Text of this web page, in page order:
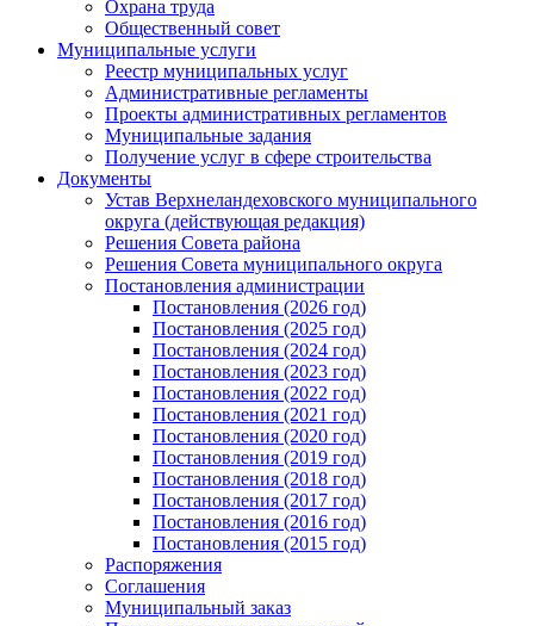
Охрана труда
Общественный совет
Муниципальные услуги
Реестр муниципальных услуг
Административные регламенты
Проекты административных регламентов
Муниципальные задания
Получение услуг в сфере строительства
Документы
Устав Верхнеландеховского муниципального
округа (действующая редакция)
Решения Совета района
Решения Совета муниципального округа
Постановления администрации
Постановления (2026 год)
Постановления (2025 год)
Постановления (2024 год)
Постановления (2023 год)
Постановления (2022 год)
Постановления (2021 год)
Постановления (2020 год)
Постановления (2019 год)
Постановления (2018 год)
Постановления (2017 год)
Постановления (2016 год)
Постановления (2015 год)
Распоряжения
Соглашения
Муниципальный заказ